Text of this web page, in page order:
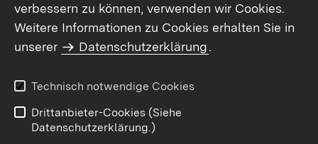
Themenübersicht
verbessern zu können, verwenden wir Cookies.
Weitere Informationen zu Cookies erhalten Sie in
unserer
Datenschutzerklärung.
Technisch notwendige Cookies
Drittanbieter-Cookies (Siehe
Datenschutzerklärung.)